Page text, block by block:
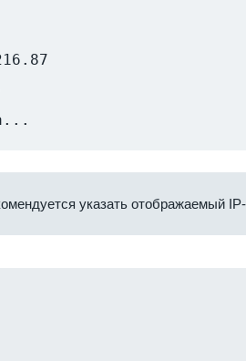
указать отображаемый